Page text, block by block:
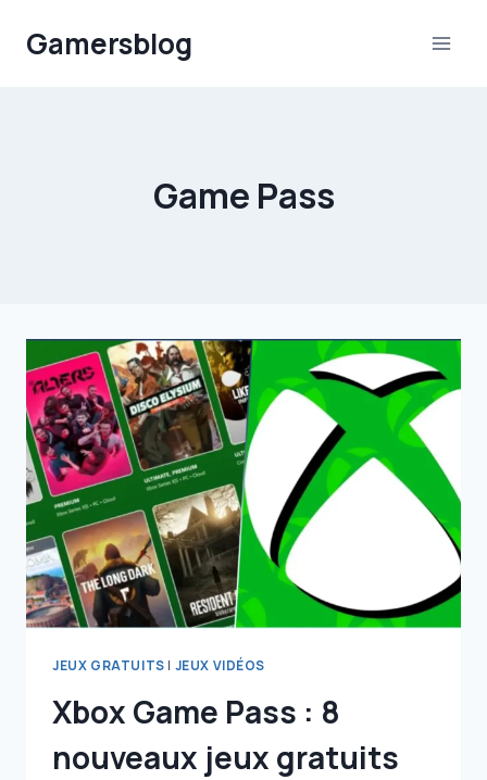
Gamersblog
Game Pass
JEUX GRATUITS | JEUX VIDÉOS
Xbox Game Pass : 8
nouveaux jeux gratuits